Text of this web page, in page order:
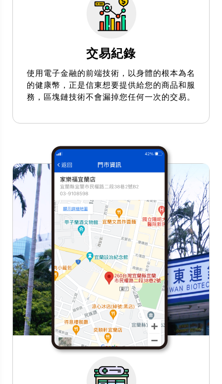
交易紀錄
使用電子金融的前端技術，以身體的根本為名
的健康幣，正是信東想要提供給您的商品和服
務，區塊鏈技術不會漏掉您任何一次的交易。